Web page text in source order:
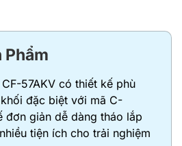
Phẩm
57AKV có thiết kế phù
đặc biệt với mã C-
đơn giản dễ dàng tháo lắp
tiện ích cho trải nghiệm